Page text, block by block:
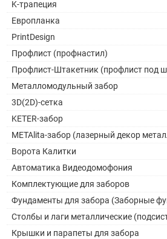
K-трапеция
Европланка
PrintDesign
Профлист (профнастил)
Профлист-Штакетник (профлист под
Металломодульный забор
3D(2D)-сетка
KETER-забор
METAlita-забор (лазерный декор
Ворота Калитки
Автоматика Видеодомофония
Комплектующие для заборов
Фундаменты для забора (Заборные
Столбы и лаги металлические
Крышки и парапеты для забора